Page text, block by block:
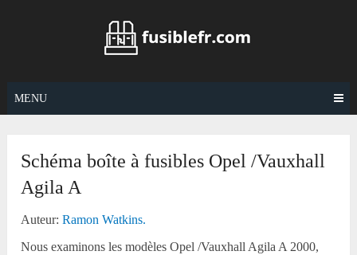
MENU
Schéma boîte à fusibles Opel /Vauxhall
Agila A
Auteur:Ramon Watkins.
Nous examinons les modèles Opel /Vauxhall Agila A 2000,